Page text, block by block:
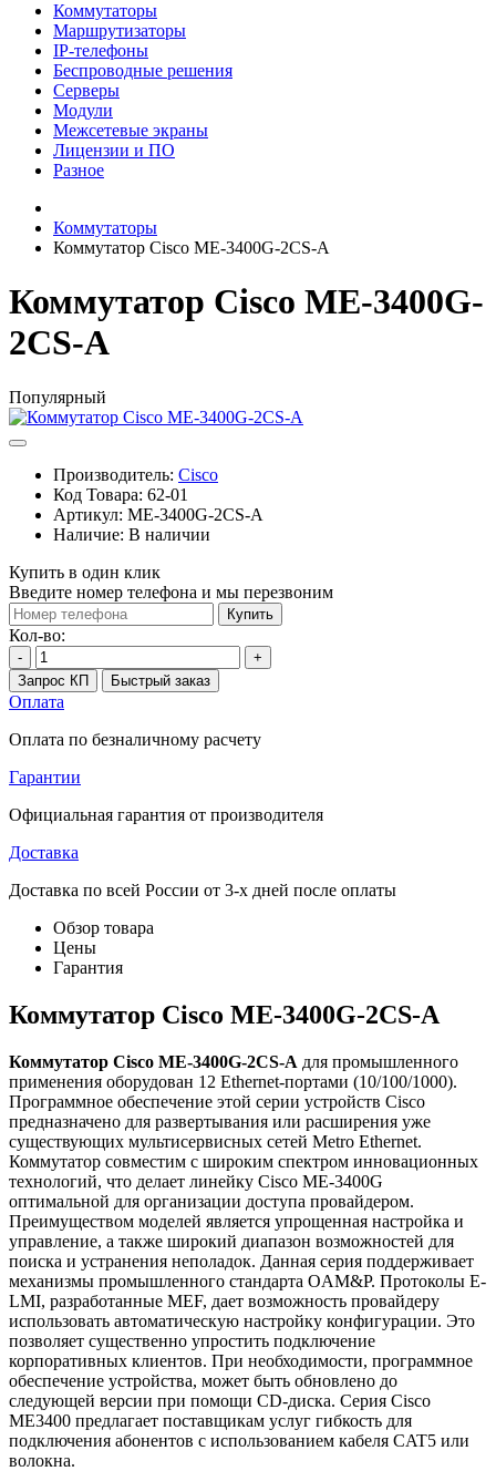
Коммутаторы
Маршрутизаторы
IP-телефоны
Беспроводные решения
Серверы
Модули
Межсетевые экраны
Лицензии и ПО
Разное
Коммутаторы
Коммутатор Cisco ME-3400G-2CS-A
Коммутатор Cisco ME-3400G-
2CS-A
Популярный
Производитель: Cisco
Код Товара: 62-01
Артикул: ME-3400G-2CS-A
Наличие: В наличии
Купить в один клик
Введите номер телефона и мы перезвоним
Купить
Кол-во:
-
+
Запрос КП
Быстрый заказ
Оплата
Оплата по безналичному расчету
Гарантии
Официальная гарантия от производителя
Доставка
Доставка по всей России от 3-х дней после оплаты
Обзор товара
Цены
Гарантия
Коммутатор Cisco ME-3400G-2CS-A
Коммутатор Cisco ME-3400G-2CS-A для промышленного
применения оборудован 12 Ethernet-портами (10/100/1000).
Программное обеспечение этой серии устройств Cisco
предназначено для развертывания или расширения уже
существующих мультисервисных сетей Metro Ethernet.
Коммутатор совместим с широким спектром инновационных
технологий, что делает линейку Cisco ME-3400G
оптимальной для организации доступа провайдером.
Преимуществом моделей является упрощенная настройка и
управление, а также широкий диапазон возможностей для
поиска и устранения неполадок. Данная серия поддерживает
механизмы промышленного стандарта OAM&P. Протоколы E-
LMI, разработанные MEF, дает возможность провайдеру
использовать автоматическую настройку конфигурации. Это
позволяет существенно упростить подключение
корпоративных клиентов. При необходимости, программное
обеспечение устройства, может быть обновлено до
следующей версии при помощи CD-диска. Серия Cisco
ME3400 предлагает поставщикам услуг гибкость для
подключения абонентов с использованием кабеля CAT5 или
волокна.